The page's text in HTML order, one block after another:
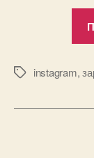
Позначки
instagram,